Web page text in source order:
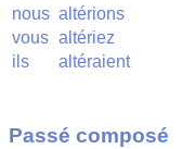
nous altérions
vous altériez
ils
altéraient
Passé composé